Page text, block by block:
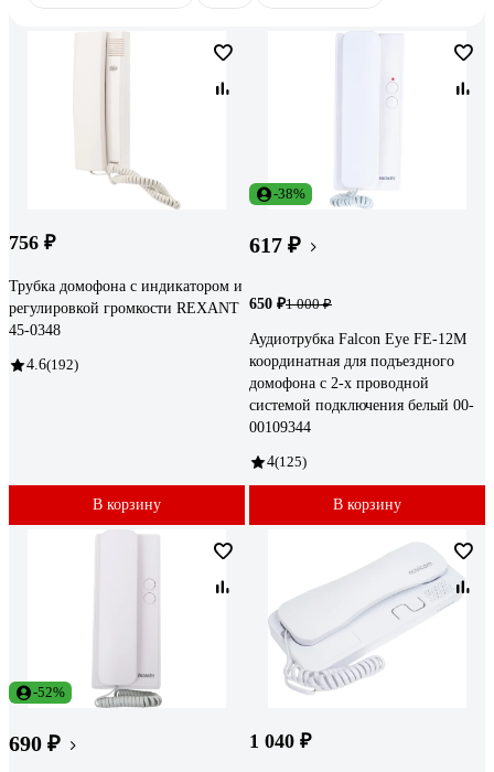
756 ₽
Трубка домофона с индикатором и
регулировкой громкости REXANT
45-0348
4.6(192)
В корзину
-38%
617 ₽
650 ₽1 000 ₽
Аудиотрубка Falcon Eye FE-12M
координатная для подъездного
домофона с 2-х проводной
системой подключения белый 00-
00109344
4(125)
В корзину
-52%
690 ₽ 1 040 ₽